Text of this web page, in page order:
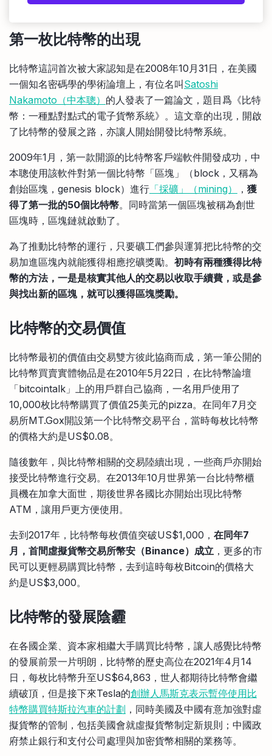
第一枚比特幣的出現
比特幣這詞首次被大家認知是在2008年10月31日，在美國
一個知名密碼學的學術論壇上，有位名叫Satoshi
Nakamoto（中本聰） 的人發表了一篇論文，題目爲《比特
幣：一種點對點式的電子貨幣系統》。這文章的出現，開啟
了比特幣的發展之路，亦讓人開始開發比特幣系統。
2009年1月，第一款開源的比特幣客戶端軟件開發成功，中
本聰使用該軟件對第一個比特幣「區塊」（block，又稱為
創始區塊，genesis block）進行 「採礦」（mining） ， 獲
得了第一批的50個比特幣。同時當第一個區塊被稱為創世
區塊時，區塊鏈就啟動了。
為了推動比特幣的運行，只要礦工們參與運算把比特幣的交
易加進區塊內就能獲得相應挖礦獎勵。 初時有兩種獲得比特
幣的方法，一是是核實其他人的交易以收取手續費，或是參
與找出新的區塊，就可以獲得區塊獎勵。
比特幣的交易價值
比特幣最初的價值由交易雙方彼此協商而成，第一筆公開的
比特幣買賣實體物品是在2010年5月22日，在比特幣論壇
「bitcointalk」上的用戶群自己協商，一名用戶使用了
10,000枚比特幣購買了價值25美元的pizza。在同年7月交
易所MT.Gox開設第一个比特幣交易平台，當時每枚比特幣
的價格大約是US$0.08。
隨後數年，與比特幣相關的交易陸續出現，一些商戶亦開始
接受比特幣進行交易。在2013年10月世界第一台比特幣櫃
員機在加拿大面世，期後世界各國比亦開始出現比特幣
ATM，讓用戶更方便使用。
去到2017年，比特幣每枚價值突破US$1,000， 在同年7
月，首間虛擬貨幣交易所幣安（Binance）成立 ，更多的市
民可以更輕易購買比特幣，去到這時每枚Bitcoin的價格大
約是US$3,000。
比特幣的發展陰霾
在各國企業、資本家相繼大手購買比特幣，讓人感覺比特幣
的發展前景一片明朗，比特幣的歷史高位在2021年4月14
日，每枚比特幣升至US$64,863，世人都期待比特幣會繼
續破頂，但是接下來Tesla的創辦人馬斯克表示暫停使用比
特幣購買特斯拉汽車的計劃 ，同時美國及中國有意加強對虛
擬貨幣的管制，包括美國會就虛擬貨幣制定新規則；中國政
府禁止銀行和支付公司處理與加密貨幣相關的業務等。